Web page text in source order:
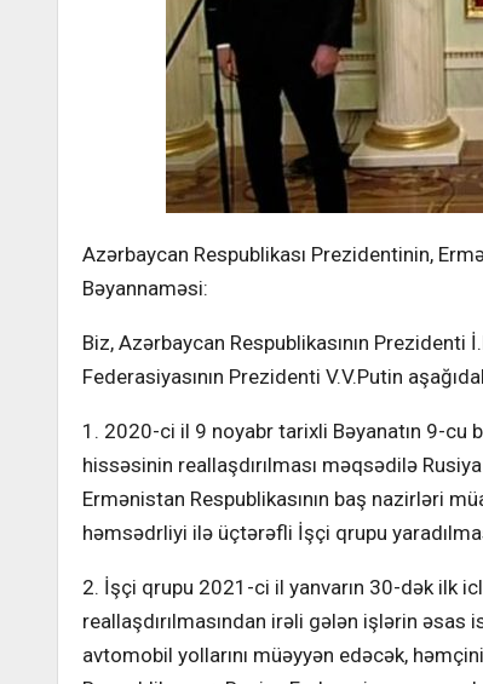
Azərbaycan Respublikası Prezidentinin,
Bəyannaməsi:
Biz, Azərbaycan Respublikasının Prezidenti
Federasiyasının Prezidenti V.V.Putin
1. 2020-ci il 9 noyabr tarixli Bəyanatın 9-cu
hissəsinin reallaşdırılması məqsədilə
Ermənistan Respublikasının baş nazirləri
həmsədrliyi ilə üçtərəfli İşçi qrupu
2. İşçi qrupu 2021-ci il yanvarın 30-dək ilk
reallaşdırılmasından irəli gələn işlərin
avtomobil yollarını müəyyən edəcək,